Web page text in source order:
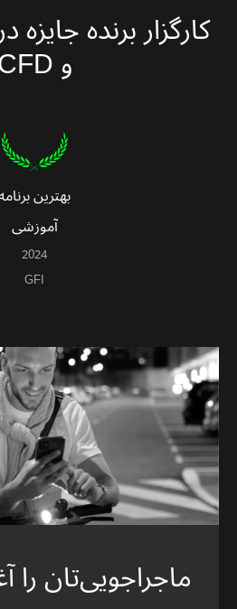
کارگزار برنده
و CFD
بهترین
آموزشی
2024
GFI
ماجراجویی‌تان را